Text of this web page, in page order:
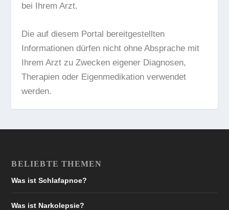
bei Ihrem Arzt.
Die auf diesem Portal bereitgestellten
Informationen dürfen nicht ohne Absprache mit
Ihrem Arzt zu Zwecken eigener Diagnosen,
Therapien oder Eigenmedikation verwendet
werden.
BELIEBTE THEMEN
Was ist Schlafapnoe?
Was ist Narkolepsie?